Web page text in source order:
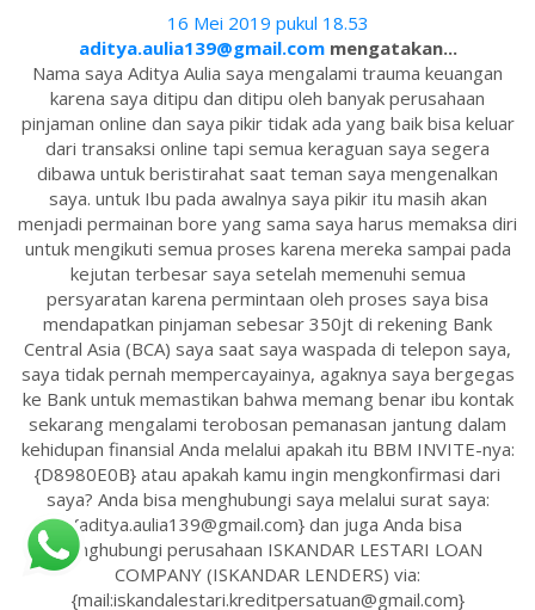
16 Mei 2019 pukul 18.53
aditya.aulia139@gmail.commengatakan...
Nama saya Aditya Aulia saya mengalami trauma keuangan
karena saya ditipu dan ditipu oleh banyak perusahaan
pinjaman online dan saya pikir tidak ada yang baik bisa keluar
dari transaksi online tapi semua keraguan saya segera
dibawa untuk beristirahat saat teman saya mengenalkan
saya. untuk Ibu pada awalnya saya pikir itu masih akan
menjadi permainan bore yang sama saya harus memaksa diri
untuk mengikuti semua proses karena mereka sampai pada
kejutan terbesar saya setelah memenuhi semua
persyaratan karena permintaan oleh proses saya bisa
mendapatkan pinjaman sebesar 350jt di rekening Bank
Central Asia (BCA) saya saat saya waspada di telepon saya,
saya tidak pernah mempercayainya, agaknya saya bergegas
ke Bank untuk memastikan bahwa memang benar ibu kontak
sekarang mengalami terobosan pemanasan jantung dalam
kehidupan finansial Anda melalui apakah itu BBM INVITE-nya:
{D8980E0B} atau apakah kamu ingin mengkonfirmasi dari
saya? Anda bisa menghubungi saya melalui surat saya:
{aditya.aulia139@gmail.com} dan juga Anda bisa
menghubungi perusahaan ISKANDAR LESTARI LOAN
COMPANY (ISKANDAR LENDERS) via:
{mail:iskandalestari.kreditpersatuan@gmail.com}